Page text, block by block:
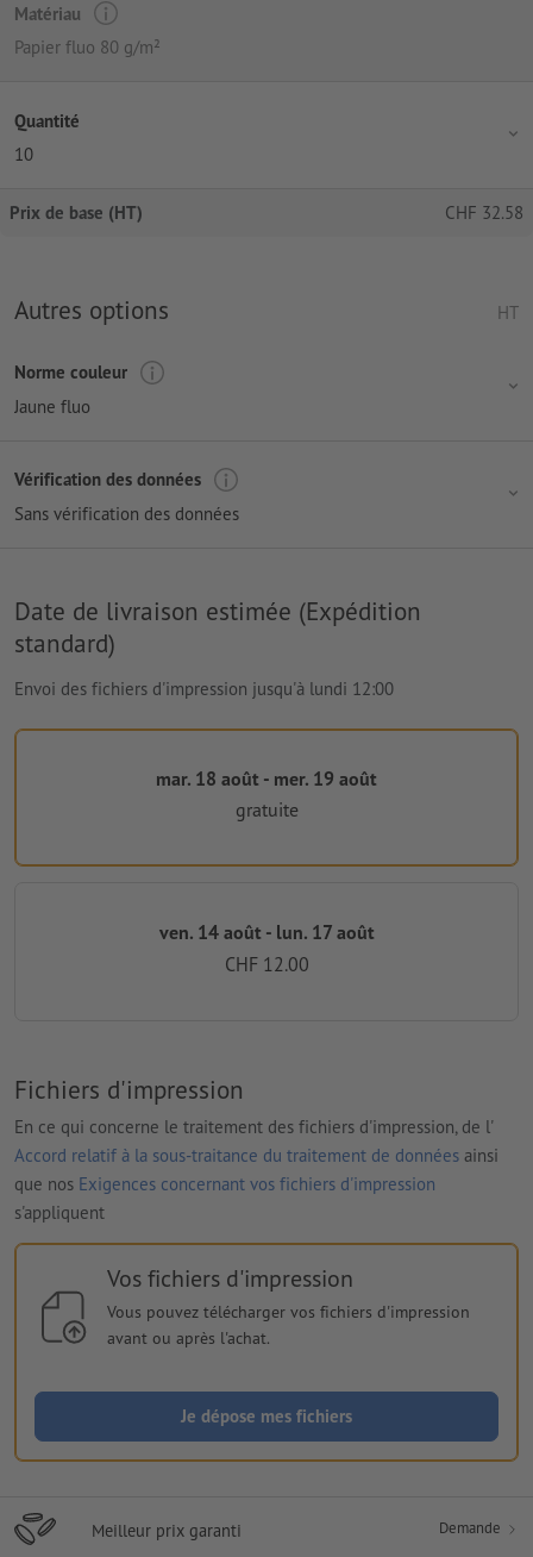
Matériau
Papier fluo 80 g/m²
Quantité
10
Prix de base (HT) CHF 32.58
Autres options HT
Norme couleur
Jaune fluo
Vérification des données
Sans vérification des données
Date de livraison estimée (Expédition
standard)
Envoi des fichiers d'impression jusqu'à lundi 12:00
mar. 18 août - mer. 19 août
gratuite
ven. 14 août - lun. 17 août
CHF 12.00
Fichiers d'impression
En ce qui concerne le traitement des fichiers d'impression, de l'
Accord relatif à la sous-traitance du traitement de données ainsi
que nos Exigences concernant vos fichiers d'impression
s'appliquent
Vos fichiers d'impression
Vous pouvez télécharger vos fichiers d'impression
avant ou après l'achat.
Je dépose mes fichiers
Meilleur prix garanti Demande